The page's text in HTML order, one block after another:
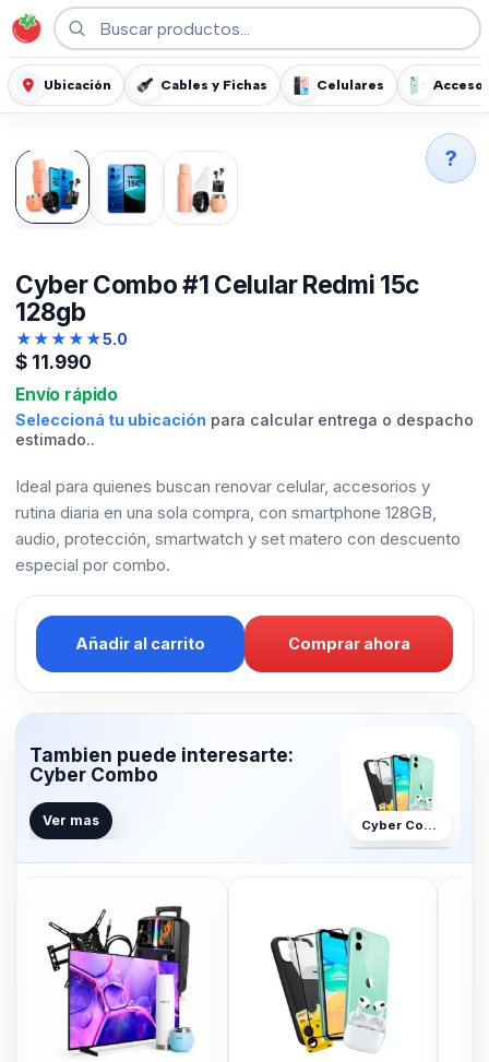
Ubicación Cables y Fichas Celulares
Cyber Combo #1 Celular Redmi 15c
128gb
★★★★★5.0
$ 11.990
Envío rápido
Seleccioná tu ubicación para calcular entrega o despacho
estimado..
Ideal para quienes buscan renovar celular, accesorios y
rutina diaria en una sola compra, con smartphone 128GB,
audio, protección, smartwatch y set matero con descuento
especial por combo.
Añadir al carrito Comprar ahora
Tambien puede interesarte:
Cyber Combo
Ver mas Cyber Combo
?